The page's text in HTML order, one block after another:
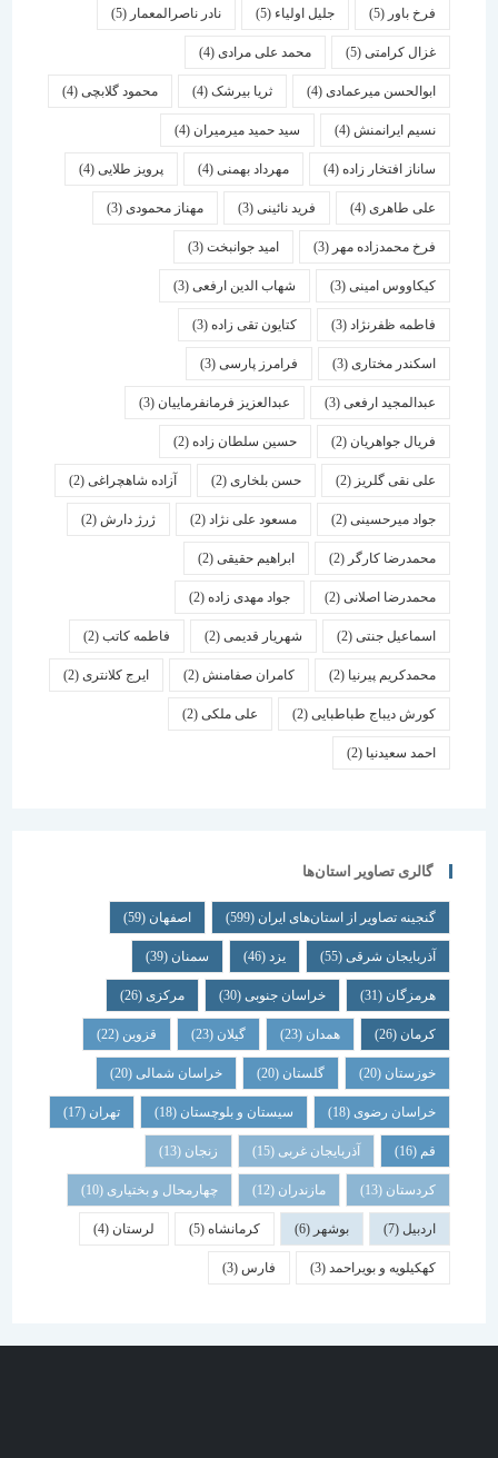
فرخ باور(5) جلیل اولیاء(5) نادر ناصرالمعمار (5)
غزال کرامتی(5) محمد علی مرادی(4)
ابوالحسن میرعمادی(4) ثریا بیرشک(4) محمود گلابچی(4)
نسیم ایرانمنش(4) سید حمید میرمیران(4)
ساناز افتخار زاده(4) مهرداد بهمنی (4) پرویز طلایی(4)
علی طاهری(4) فرید نائینی(3) مهناز محمودی(3)
فرخ محمدزاده مهر(3) امید جوانبخت(3)
کیکاووس امینی(3) شهاب الدین ارفعی(3)
فاطمه ظفرنژاد(3) کتایون تقی زاده(3)
اسكندر مختاری (3) فرامرز پارسی(3)
عبدالمجید ارفعی(3) عبدالعزیز فرمانفرماییان(3)
فریال جواهریان(2) حسین سلطان زاده(2)
علی نقی گلریز(2) حسن بلخاری(2) آزاده شاهچراغی(2)
جواد میرحسینی(2) مسعود علی نژاد(2) ژرژ دارش (2)
محمدرضا کارگر(2) ابراهیم حقیقی(2)
محمدرضا اصلانی(2) جواد مهدی زاده(2)
اسماعیل جنتی(2) شهریار قدیمی(2) فاطمه کاتب(2)
محمدکریم پیرنیا (2) کامران صفامنش(2) ایرج کلانتری (2)
کورش دیباج طباطبایی(2) علی ملکی(2)
احمد سعیدنیا (2)
گالری تصاویر استان‌ها
گنجینه تصاویر از استان‌های ایران(599) اصفهان (59)
آذربایجان شرقی(55) یزد سمنان (39)
هرمزگان(31) خراسان جنوبی(30) مرکزی (26)
همدان گیلان قزوین
خوزستان(20) گلستان (20) خراسان شمالی(20)
خراسان رضوی(18) سیستان و بلوچستان(18) تهران
آذربایجان غربی(15) زنجان
کردستان(13) مازندران(12) چهارمحال و بختیاری (10)
بوشهر کرمانشاه(5) لرستان (4)
کهکیلویه و بویراحمد(3) فارس